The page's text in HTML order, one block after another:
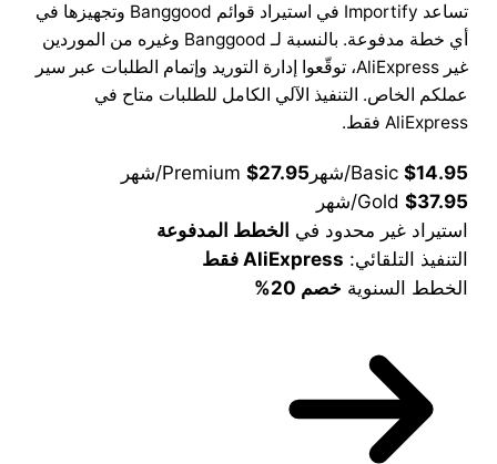
تساعد Importify في استيراد قوائم Banggood وتجهيزها في
أي خطة مدفوعة. بالنسبة لـ Banggood وغيره من الموردين
غير AliExpress، توقّعوا إدارة التوريد وإتمام الطلبات عبر سير
عملكم الخاص. التنفيذ الآلي الكامل للطلبات متاح في
AliExpress فقط.
Basic $14.95 /شهر Premium $27.95
/شهر
Gold $37.95
/شهر
استيراد غير محدود في الخطط المدفوعة
التنفيذ التلقائي: AliExpress فقط
الخطط السنوية خصم 20%